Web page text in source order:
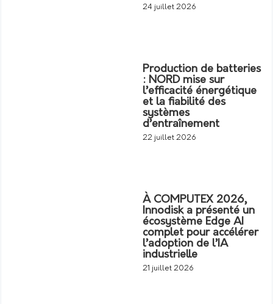
24 juillet 2026
Production de batteries
: NORD mise sur
l’efficacité énergétique
et la fiabilité des
systèmes
d’entraînement
22 juillet 2026
À COMPUTEX 2026,
Innodisk a présenté un
écosystème Edge AI
complet pour accélérer
l’adoption de l’IA
industrielle
21 juillet 2026